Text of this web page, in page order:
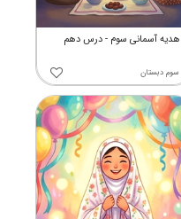
هدیه آسمانی سوم - درس دهم
سوم دبستان